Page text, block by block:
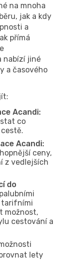
na mnoha
jak a kdy
a
přímá
nabízí jiné
a časového
Acandi:
co
Acandi:
ceny,
z vedlejších
do
tarifními
možnost,
cestování a
lety